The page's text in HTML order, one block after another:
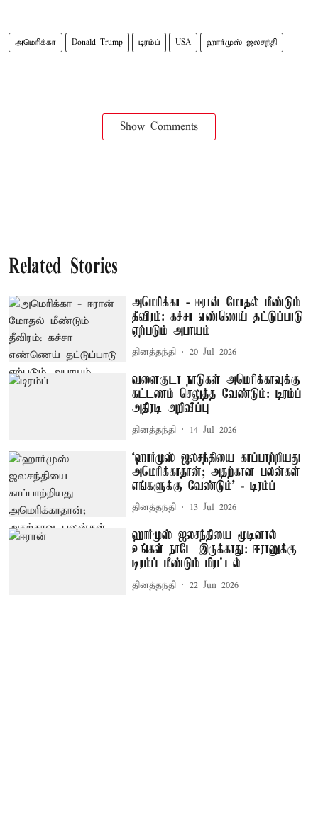
அமெரிக்கா Donald Trump டிரம்ப் USA ஹார்முஸ் ஜலசந்தி
Show Comments
Related Stories
அமெரிக்கா - ஈரான் மோதல் மீண்டும்
தீவிரம்: கச்சா எண்ணெய் தட்டுப்பாடு
ஏற்படும் அபாயம்
தினத்தந்தி 20 Jul 2026
வளைகுடா நாடுகள் அமெரிக்காவுக்கு
கட்டணம் செலுத்த வேண்டும்: டிரம்ப்
அதிரடி அறிவிப்பு
தினத்தந்தி 14 Jul 2026
‘ஹார்முஸ் ஜலசந்தியை காப்பாற்றியது
அமெரிக்காதான்; அதற்கான பலன்கள்
எங்களுக்கு வேண்டும்’ - டிரம்ப்
தினத்தந்தி 13 Jul 2026
ஹார்முஸ் ஜலசந்தியை மூடினால்
உங்கள் நாடே இருக்காது: ஈரானுக்கு
டிரம்ப் மீண்டும் மிரட்டல்
தினத்தந்தி 22 Jun 2026